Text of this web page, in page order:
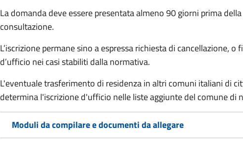
La domanda deve essere presentata almeno 90 giorni prima
consultazione.
L’iscrizione permane sino a espressa richiesta di cancellazione, o
d’ufficio nei casi stabiliti dalla normativa.
L'eventuale trasferimento di residenza in altri comuni italiani di
determina l'iscrizione d'ufficio nelle liste aggiunte del comune di
Moduli da compilare e documenti da allegare